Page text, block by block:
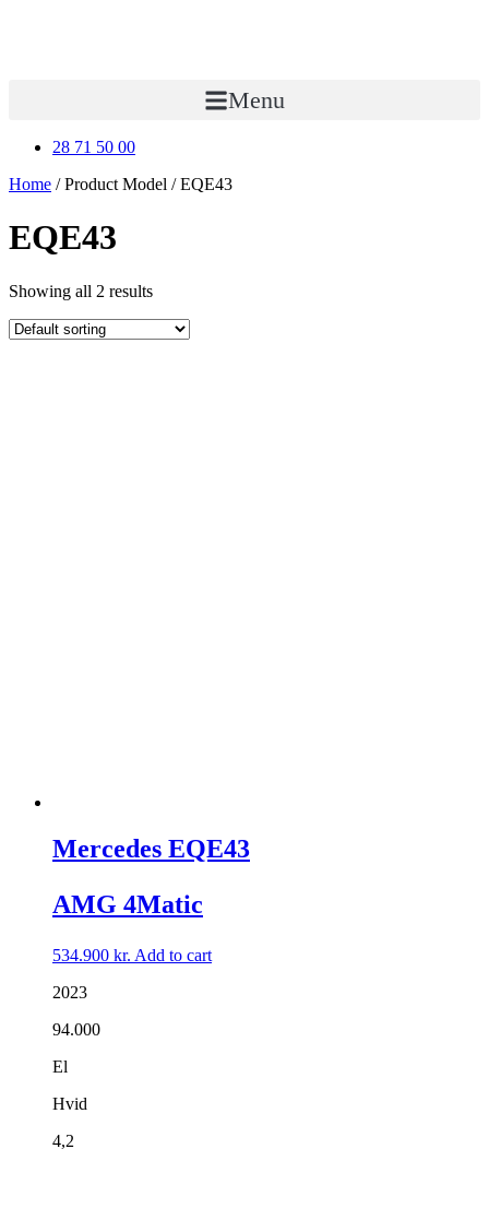
Menu
28 71 50 00
Home / Product Model / EQE43
EQE43
Showing all 2 results
Mercedes EQE43
AMG 4Matic
534.900 kr. Add to cart
2023
94.000
El
Hvid
4,2